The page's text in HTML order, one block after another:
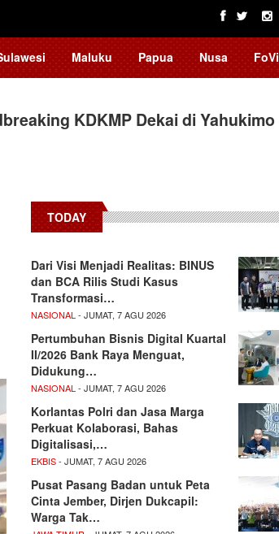
Maluku Papua Nusa FoVi
KDKMP Dekai di Yahukimo
TODAY
Dari Visi Menjadi Realitas: BINUS
dan BCA Rilis Studi Kasus
Transformasi…
NASIONAL - JUMAT, 7 AGU 2026
Pertumbuhan Bisnis Digital Kuartal
II/2026 Bank Raya Menguat,
Didukung…
NASIONAL - JUMAT, 7 AGU 2026
Korlantas Polri dan Jasa Marga
Perkuat Kolaborasi, Bahas
Digitalisasi,…
EKBIS- JUMAT, 7 AGU 2026
Pusat Pasang Badan untuk Peta
Cinta Jember, Dirjen Dukcapil:
Warga Tak…